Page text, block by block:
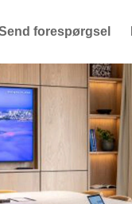
forespørgsel